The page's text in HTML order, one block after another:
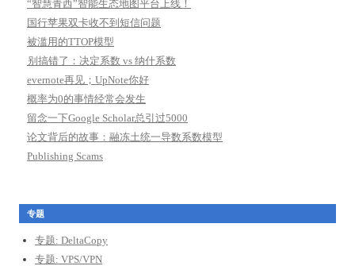
“智慧青西”智能生态地图平台上线！
国行苹果双卡收不到短信问题
被滥用的TTOP模型
别搞错了：决定系数 vs 纳什系数
evernote再见；UpNote你好
概率为0的事情经常会发生
留念一下Google Scholar总引过5000
论文背后的故事：融冻土统一导数系数模型
Publishing Scams
专题
专题: DeltaCopy
专题: VPS/VPN